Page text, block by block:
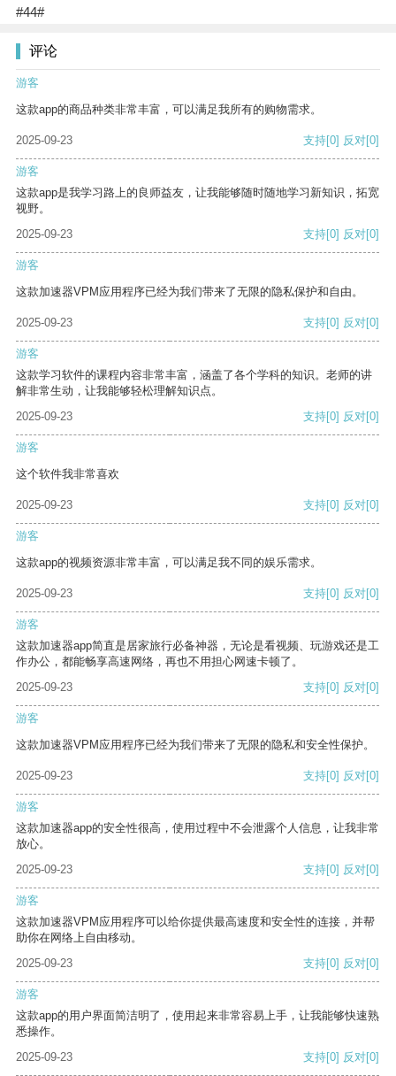
#44#
评论
游客
这款app的商品种类非常丰富，可以满足我所有的购物需求。
2025-09-23 支持[0] 反对[0]
游客
这款app是我学习路上的良师益友，让我能够随时随地学习新知识，拓宽
视野。
2025-09-23
支持[0] 反对[0]
游客
这款加速器VPM应用程序已经为我们带来了无限的隐私保护和自由。
2025-09-23 支持[0] 反对[0]
游客
这款学习软件的课程内容非常丰富，涵盖了各个学科的知识。老师的讲
解非常生动，让我能够轻松理解知识点。
2025-09-23
支持[0] 反对[0]
游客
这个软件我非常喜欢
2025-09-23 支持[0] 反对[0]
游客
这款app的视频资源非常丰富，可以满足我不同的娱乐需求。
2025-09-23 支持[0] 反对[0]
游客
这款加速器app简直是居家旅行必备神器，无论是看视频、玩游戏还是工
作办公，都能畅享高速网络，再也不用担心网速卡顿了。
2025-09-23
支持[0] 反对[0]
游客
这款加速器VPM应用程序已经为我们带来了无限的隐私和安全性保护。
2025-09-23 支持[0] 反对[0]
游客
这款加速器app的安全性很高，使用过程中不会泄露个人信息，让我非常
放心。
2025-09-23
支持[0] 反对[0]
游客
这款加速器VPM应用程序可以给你提供最高速度和安全性的连接，并帮
助你在网络上自由移动。
2025-09-23
支持[0] 反对[0]
游客
这款app的用户界面简洁明了，使用起来非常容易上手，让我能够快速熟
悉操作。
2025-09-23
支持[0] 反对[0]